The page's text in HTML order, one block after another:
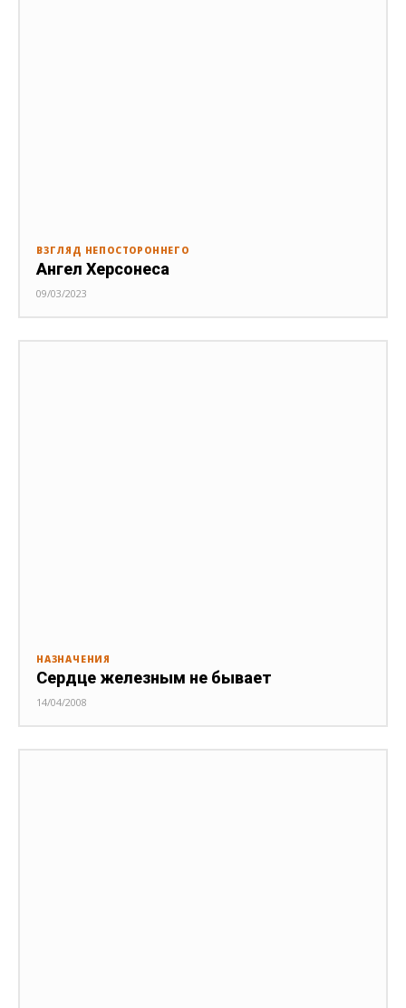
ВЗГЛЯД НЕПОСТОРОННЕГО
Ангел Херсонеса
09/03/2023
НАЗНАЧЕНИЯ
Сердце железным не бывает
14/04/2008